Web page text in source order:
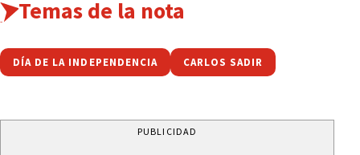
Temas de la nota
DÍA DE LA INDEPENDENCIA CARLOS SADIR
PUBLICIDAD